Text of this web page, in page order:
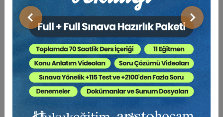
Önceki Sonraki